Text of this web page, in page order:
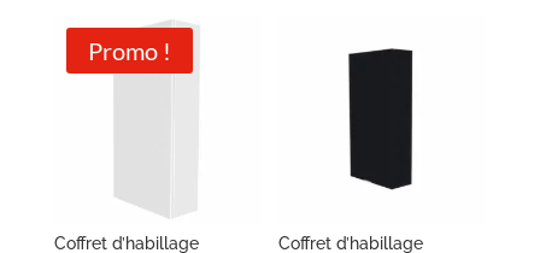
Promo !
Coffret d’habillage
Coffret d’habillage